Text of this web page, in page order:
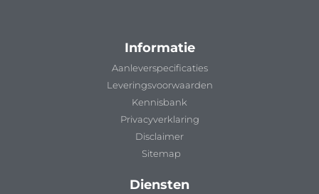
Informatie
Aanleverspecificaties
Leveringsvoorwaarden
Kennisbank
Privacyverklaring
Disclaimer
Sitemap
Diensten